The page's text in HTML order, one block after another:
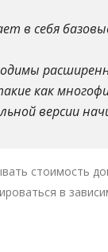
в себя
как
версии
стоимость
в